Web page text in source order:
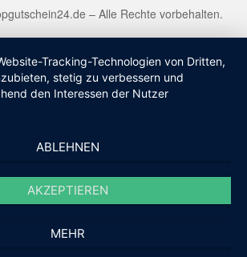
– Alle Rechte vorbehalten.
Tracking-Technologien von Dritten,
stetig zu verbessern und
den Interessen der Nutzer
ABLEHNEN
AKZEPTIEREN
MEHR